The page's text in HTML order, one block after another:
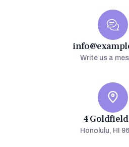
Write us a
4 Goldfield
Honolulu, HI